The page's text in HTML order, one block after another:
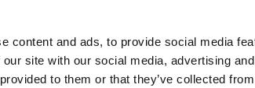
content and ads, to provide social media
site with our social media, advertising
to them or that they’ve collected